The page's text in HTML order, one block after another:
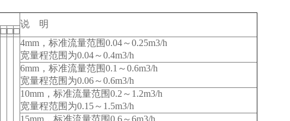
说 明
□□□
4mm ，标准流量范围0.04～0.25m3/h
宽量程范围为0.04～0.4m3/h
6mm ，标准流量范围0.1～0.6m3/h
宽量程范围为0.06～0.6m3/h
10mm ，标准流量范围0.2～1.2m3/h
宽量程范围为0.15～1.5m3/h
15mm ，标准流量范围0.6～6m3/h